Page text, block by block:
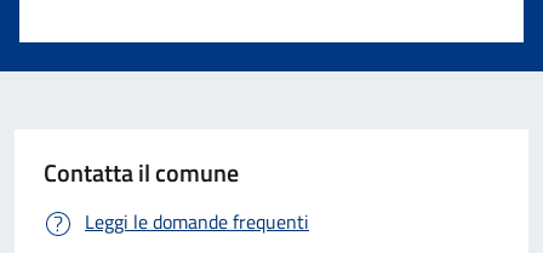
Contatta il comune
Leggi le domande frequenti